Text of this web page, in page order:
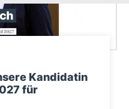
Kandidatin
für